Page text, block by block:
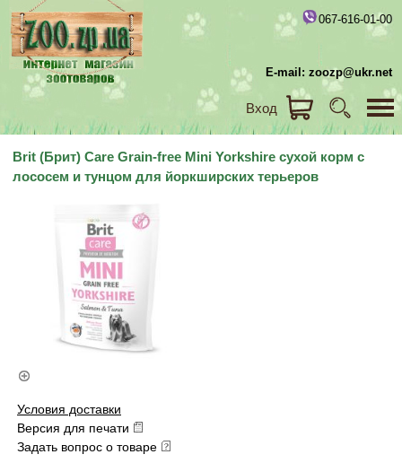
067-616-01-00
E-mail: zoozp@ukr.net
Вход
Brit (Брит) Care Grain-free Mini Yorkshire сухой корм с
лососем и тунцом для йоркширских терьеров
Условия доставки
Версия для печати
Задать вопрос о товаре